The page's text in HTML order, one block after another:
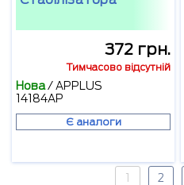
372 грн.
Тимчасово відсутній
Нова/APPLUS
14184AP
Є аналоги
1 2